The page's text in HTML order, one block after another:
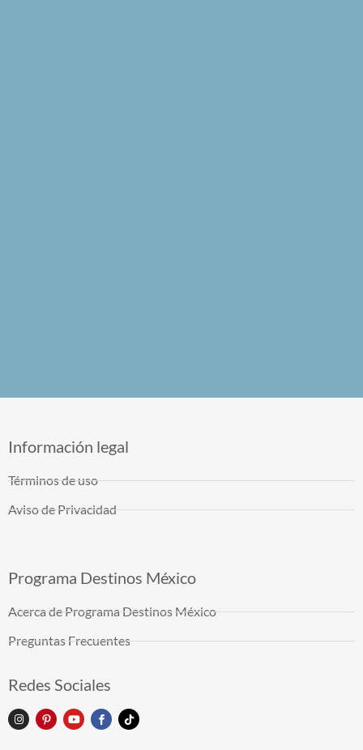
Información legal
Términos de uso
Aviso de Privacidad
Programa Destinos México
Acerca de Programa Destinos México
Preguntas Frecuentes
Redes Sociales